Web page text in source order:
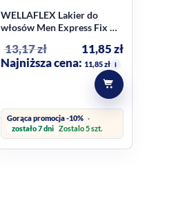
WELLAFLEX Lakier do
włosów Men Express Fix Nr
13,17zł 11,85zł
Najniższa cena: 11,85zł i
Gorąca promocja -10%
zostało 7 dni Zostalo 5 szt.